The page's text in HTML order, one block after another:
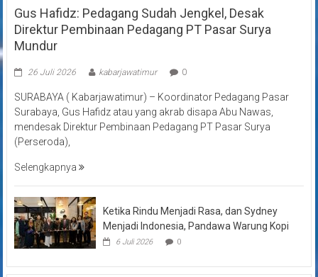
Gus Hafidz: Pedagang Sudah Jengkel, Desak
Direktur Pembinaan Pedagang PT Pasar Surya
Mundur
26 Juli 2026 kabarjawatimur 0
SURABAYA ( Kabarjawatimur) – Koordinator Pedagang Pasar
Surabaya, Gus Hafidz atau yang akrab disapa Abu Nawas,
mendesak Direktur Pembinaan Pedagang PT Pasar Surya
(Perseroda),
Selengkapnya
Ketika Rindu Menjadi Rasa, dan Sydney
Menjadi Indonesia, Pandawa Warung Kopi
6 Juli 2026 0